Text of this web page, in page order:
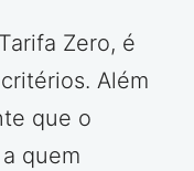
Zero, é
Além
que o
quem